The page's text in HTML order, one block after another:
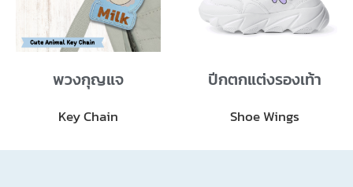
พวงกุญแจ
Key Chain
ปีกตกแต่งรองเท้า
Shoe Wings